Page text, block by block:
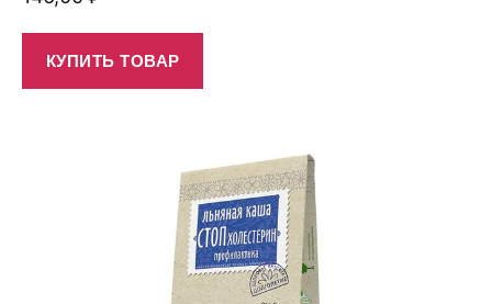
КУПИТЬ ТОВАР